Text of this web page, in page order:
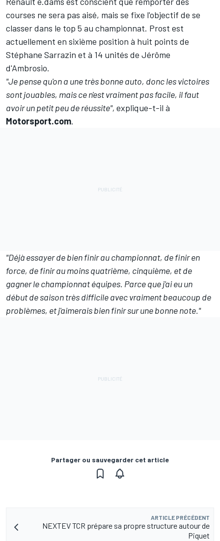
courses ne sera pas aisé, mais se fixe l'objectif de se
classer dans le top 5 au championnat. Prost est
actuellement en sixième position à huit points de
Stéphane Sarrazin et à 14 unités de Jérôme
d'Ambrosio.
"Je pense qu'on a une très bonne auto, donc les victoires
sont jouables, mais ce n'est vraiment pas facile, il faut
avoir un petit peu de réussite", explique-t-il à
Motorsport.com.
"Déjà essayer de bien finir au championnat, de finir en
force, de finir au moins quatrième, cinquième, et de
gagner le championnat équipes. Parce que j'ai eu un
début de saison très difficile avec vraiment beaucoup de
problèmes, et j'aimerais bien finir sur une bonne note."
Partager ou sauvegarder cet article
ARTICLE PRÉCÉDENT
NEXTEV TCR prépare sa propre structure autour de
Piquet